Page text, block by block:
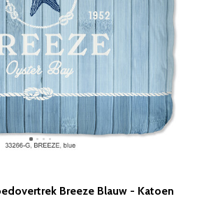
Breeze Blauw - Katoen